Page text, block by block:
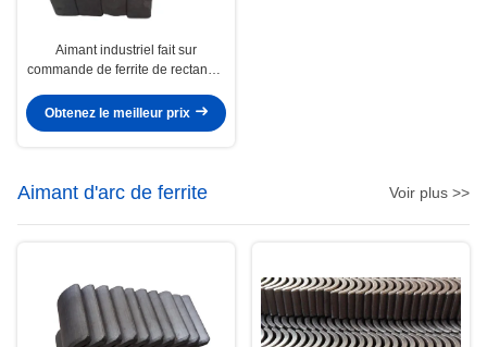
Aimant industriel fait sur
commande de ferrite de rectangle
universel
Obtenez le meilleur prix
Aimant d'arc de ferrite Voir plus >>